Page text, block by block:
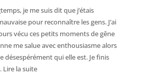
je me suis dit que j’étais
pour reconnaître les gens. J’ai
vécu ces petits moments de gêne
me salue avec enthousiasme alors
désespérément qui elle est. Je finis
Lire la suite: